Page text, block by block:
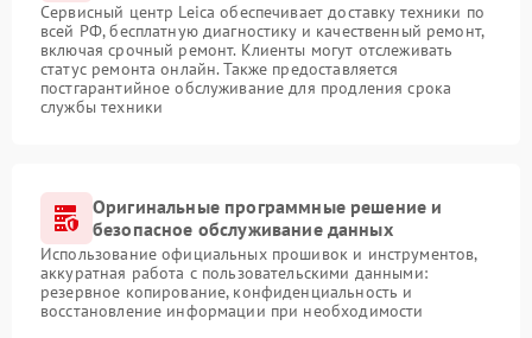
Сервисный центр Leica обеспечивает доставку техники по
всей РФ, бесплатную диагностику и качественный ремонт,
включая срочный ремонт. Клиенты могут отслеживать
статус ремонта онлайн. Также предоставляется
постгарантийное обслуживание для продления срока
службы техники
Оригинальные программные решение и
безопасное обслуживание данных
Использование официальных прошивок и инструментов,
аккуратная работа с пользовательскими данными:
резервное копирование, конфиденциальность и
восстановление информации при необходимости